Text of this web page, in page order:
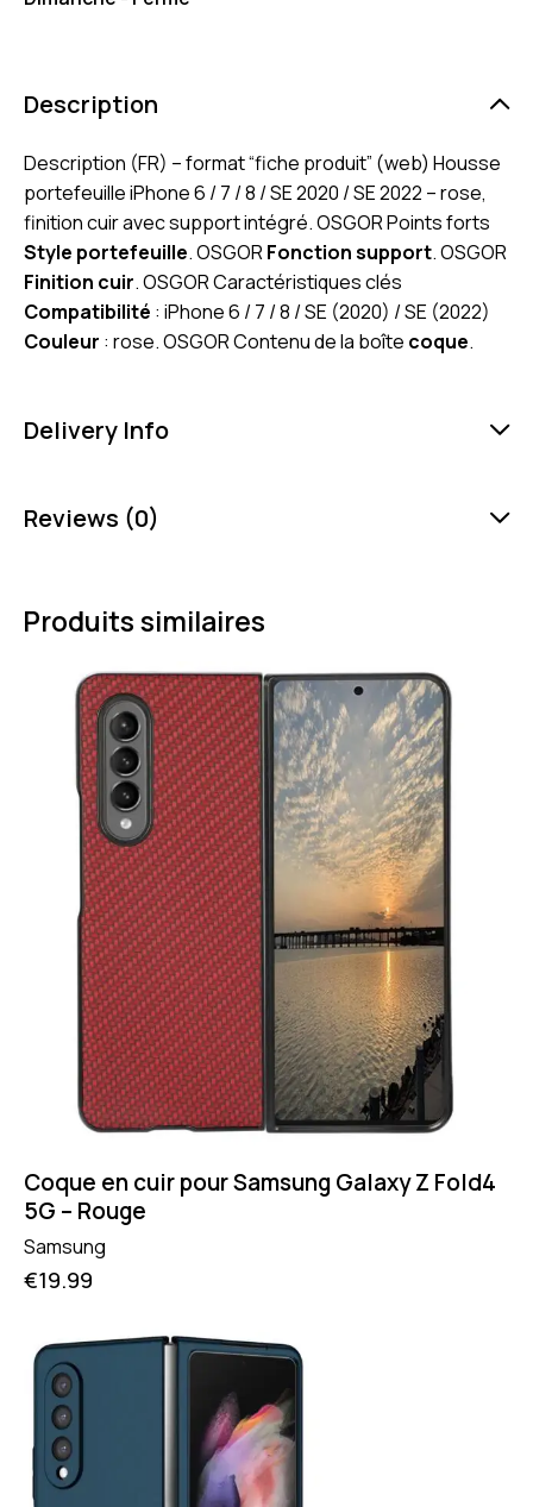
Description
Description (FR) – format “fiche produit” (web) Housse
portefeuille iPhone 6 / 7 / 8 / SE 2020 / SE 2022 – rose,
finition cuir avec support intégré. OSGOR Points forts
Style portefeuille. OSGORFonction support. OSGOR
Finition cuir. OSGOR Caractéristiques clés
Compatibilité : iPhone 6 / 7 / 8 / SE (2020) / SE (2022)
Couleur : rose. OSGOR Contenu de la boîte coque.
Delivery Info
Reviews (0)
Produits similaires
Coque en cuir pour Samsung Galaxy Z Fold4
5G – Rouge
Samsung
€19.99